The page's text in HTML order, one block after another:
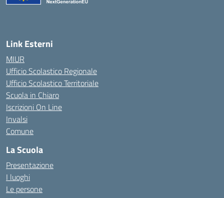
Link Esterni
MIUR
Ufficio Scolastico Regionale
Ufficio Scolastico Territoriale
Scuola in Chiaro
Iscrizioni On Line
Invalsi
Comune
La Scuola
Presentazione
I luoghi
Le persone